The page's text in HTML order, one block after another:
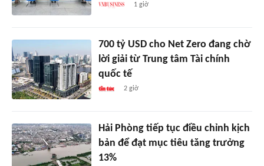
1 giờ
700 tỷ USD cho Net Zero đang chờ
lời giải từ Trung tâm Tài chính
quốc tế
2 giờ
Hải Phòng tiếp tục điều chỉnh kịch
bản để đạt mục tiêu tăng trưởng
13%